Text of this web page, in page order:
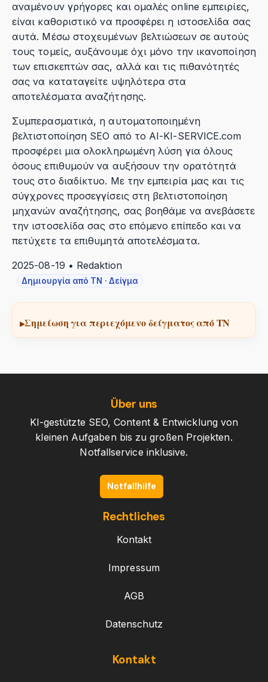
αναμένουν γρήγορες και ομαλές online εμπειρίες,
είναι καθοριστικό να προσφέρει η ιστοσελίδα σας
αυτά. Μέσω στοχευμένων βελτιώσεων σε αυτούς
τους τομείς, αυξάνουμε όχι μόνο την ικανοποίηση
των επισκεπτών σας, αλλά και τις πιθανότητές
σας να καταταγείτε υψηλότερα στα
αποτελέσματα αναζήτησης.
Συμπερασματικά, η αυτοματοποιημένη
βελτιστοποίηση SEO από το AI-KI-SERVICE.com
προσφέρει μια ολοκληρωμένη λύση για όλους
όσους επιθυμούν να αυξήσουν την ορατότητά
τους στο διαδίκτυο. Με την εμπειρία μας και τις
σύγχρονες προσεγγίσεις στη βελτιστοποίηση
μηχανών αναζήτησης, σας βοηθάμε να ανεβάσετε
την ιστοσελίδα σας στο επόμενο επίπεδο και να
πετύχετε τα επιθυμητά αποτελέσματα.
2025-08-19 • Redaktion
Δημιουργία από ΤΝ · Δείγμα
Σημείωση για περιεχόμενο δείγματος από ΤΝ
Über uns
KI-gestützte SEO, Content & Entwicklung von
kleinen Aufgaben bis zu großen Projekten.
Notfallservice inklusive.
Notfallhilfe
Rechtliches
Kontakt
Impressum
AGB
Datenschutz
Kontakt